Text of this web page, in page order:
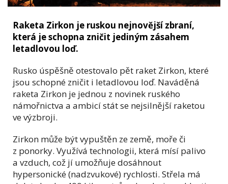
Raketa Zirkon je ruskou nejnovější zbraní,
která je schopna zničit jediným zásahem
letadlovou loď.
Rusko úspěšně otestovalo pět raket Zirkon, které
jsou schopné zničit i letadlovou loď. Naváděná
raketa Zirkon je jednou z novinek ruského
námořnictva a ambicí stát se nejsilnější raketou
ve výzbroji.
Zirkon může být vypuštěn ze země, moře či
z ponorky. Využívá technologii, která mísí palivo
a vzduch, což jí umožňuje dosáhnout
hypersonické (nadzvukové) rychlosti. Střela má